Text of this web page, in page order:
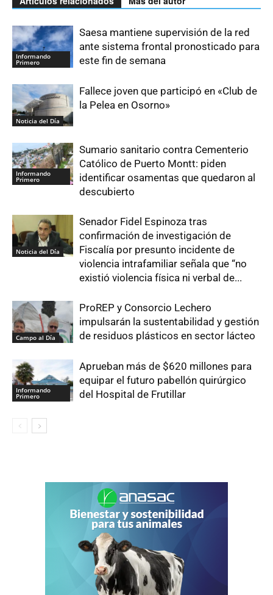
Informando
Primero
Saesa mantiene supervisión de la red
ante sistema frontal pronosticado para
este fin de semana
Noticia del Día
Fallece joven que participó en «Club de
la Pelea en Osorno»
Informando
Primero
Sumario sanitario contra Cementerio
Católico de Puerto Montt: piden
identificar osamentas que quedaron al
descubierto
Noticia del Día
Senador Fidel Espinoza tras
confirmación de investigación de
Fiscalía por presunto incidente de
violencia intrafamiliar señala que “no
existió violencia física ni verbal de...
Campo al Día
ProREP y Consorcio Lechero
impulsarán la sustentabilidad y gestión
de residuos plásticos en sector lácteo
Informando
Primero
Aprueban más de $620 millones para
equipar el futuro pabellón quirúrgico
del Hospital de Frutillar